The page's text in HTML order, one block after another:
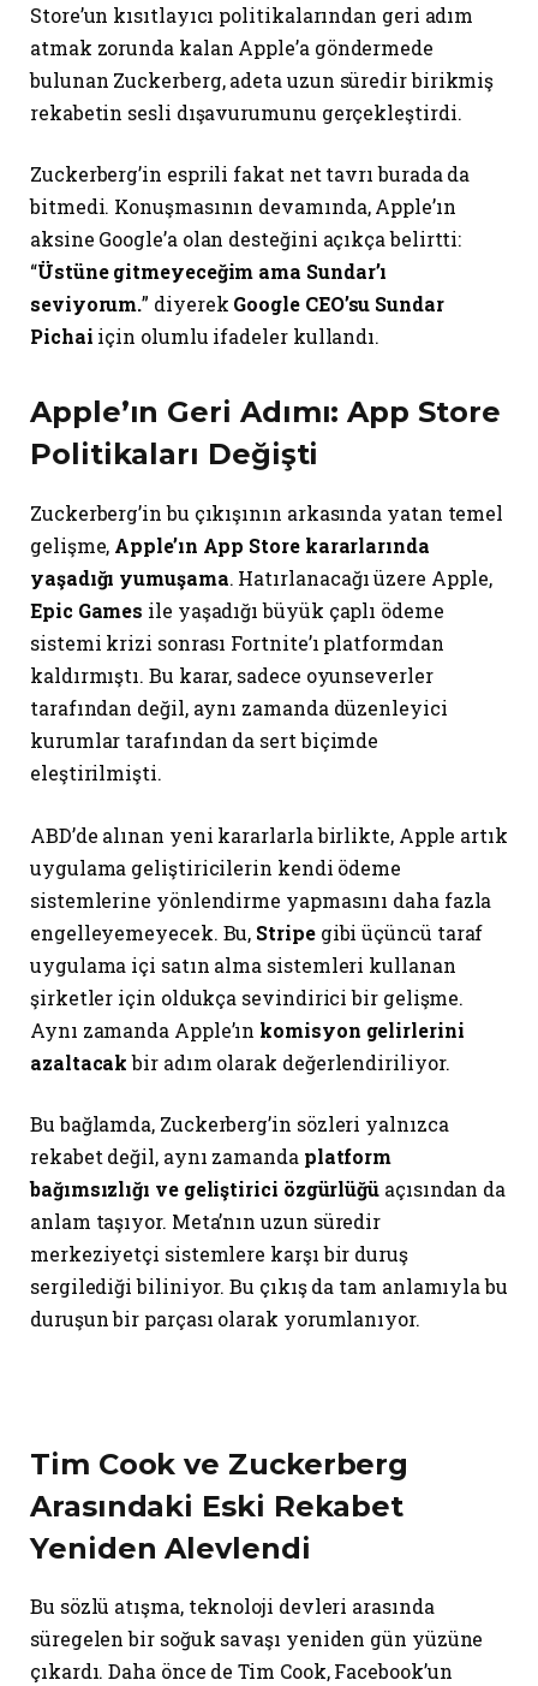
Store’un kısıtlayıcı politikalarından geri adım
atmak zorunda kalan Apple’a göndermede
bulunan Zuckerberg, adeta uzun süredir birikmiş
rekabetin sesli dışavurumunu gerçekleştirdi.
Zuckerberg’in esprili fakat net tavrı burada da
bitmedi. Konuşmasının devamında, Apple’ın
aksine Google’a olan desteğini açıkça belirtti:
“Üstüne gitmeyeceğim ama Sundar’ı
seviyorum.” diyerek Google CEO’su Sundar
Pichai için olumlu ifadeler kullandı.
Apple’ın Geri Adımı: App Store
Politikaları Değişti
Zuckerberg’in bu çıkışının arkasında yatan temel
gelişme, Apple’ın App Store kararlarında
yaşadığı yumuşama. Hatırlanacağı üzere Apple,
Epic Games ile yaşadığı büyük çaplı ödeme
sistemi krizi sonrası Fortnite’ı platformdan
kaldırmıştı. Bu karar, sadece oyunseverler
tarafından değil, aynı zamanda düzenleyici
kurumlar tarafından da sert biçimde
eleştirilmişti.
ABD’de alınan yeni kararlarla birlikte, Apple artık
uygulama geliştiricilerin kendi ödeme
sistemlerine yönlendirme yapmasını daha fazla
engelleyemeyecek. Bu, Stripegibi üçüncü taraf
uygulama içi satın alma sistemleri kullanan
şirketler için oldukça sevindirici bir gelişme.
Aynı zamanda Apple’ın komisyon gelirlerini
azaltacakbir adım olarak değerlendiriliyor.
Bu bağlamda, Zuckerberg’in sözleri yalnızca
rekabet değil, aynı zamanda platform
bağımsızlığı ve geliştirici özgürlüğü açısından da
anlam taşıyor. Meta’nın uzun süredir
merkeziyetçi sistemlere karşı bir duruş
sergilediği biliniyor. Bu çıkış da tam anlamıyla bu
duruşun bir parçası olarak yorumlanıyor.
Tim Cook ve Zuckerberg
Arasındaki Eski Rekabet
Yeniden Alevlendi
Bu sözlü atışma, teknoloji devleri arasında
süregelen bir soğuk savaşı yeniden gün yüzüne
çıkardı. Daha önce de Tim Cook, Facebook’un